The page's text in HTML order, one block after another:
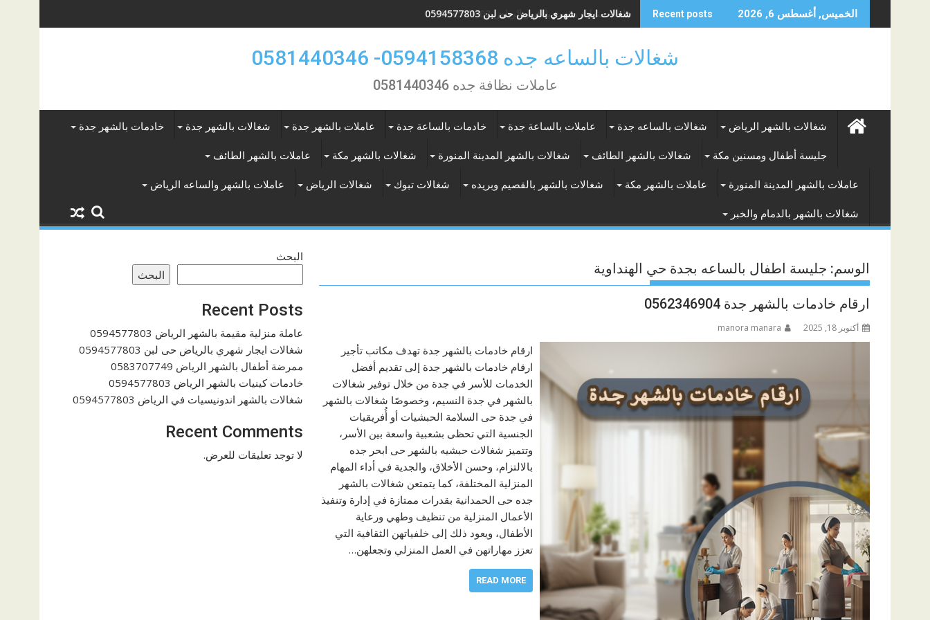
to
الخميس, أغسطس 6, 2026 Recent posts شغالات ايجار شهري بالرياض حى لبن 0594577803
شغالات بالساعه جده 0594158368- 0581440346
عاملات نظافة جده 0581440346
شغالات بالشهر الرياض شغالات بالساعه جدة عاملات بالساعة جدة خادمات بالساعة جدة عاملات بالشهر جدة شغالات بالشهر جدة خادمات بالشهر جدة
جليسة أطفال ومسنين مكة شغالات بالشهر الطائف شغالات بالشهر المدينة المنورة شغالات بالشهر مكة عاملات بالشهر الطائف
عاملات بالشهر المدينة المنورة عاملات بالشهر مكة شغالات بالشهر بالقصيم وبريده شغالات تبوك شغالات الرياض عاملات بالشهر والساعه الرياض
شغالات بالشهر بالدمام والخبر
الوسم: جليسة اطفال بالساعه بجدة حي الهنداوية
ارقام خادمات بالشهر جدة 0562346904
أكتوبر 18, 2025 manora manara
ارقام خادمات بالشهر جدة تهدف مكاتب تأجير
ارقام خادمات بالشهر جدة إلى تقديم أفضل
الخدمات للأسر في جدة من خلال توفير شغالات
بالشهر في جدة النسيم، وخصوصًا شغالات بالشهر
في جدة حى السلامة الحبشيات أو أُفريقيات
الجنسية التي تحظى بشعبية واسعة بين الأسر،
وتتميز شغالات حبشيه بالشهر حى ابحر جده
بالالتزام، وحسن الأخلاق، والجدية في أداء المهام
المنزلية المختلفة، كما يتمتعن شغالات بالشهر
جده حى الحمدانية بقدرات ممتازة في إدارة وتنفيذ
الأعمال المنزلية من تنظيف وطهي ورعاية
الأطفال، ويعود ذلك إلى خلفياتهن الثقافية التي
تعزز مهاراتهن في العمل المنزلي وتجعلهن…
READ MORE
البحث
البحث
Recent Posts
عاملة منزلية مقيمة بالشهر الرياض 0594577803
شغالات ايجار شهري بالرياض حى لبن 0594577803
ممرضة أطفال بالشهر الرياض 0583707749
خادمات كينيات بالشهر الرياض 0594577803
شغالات بالشهر اندونيسيات في الرياض 0594577803
Recent Comments
لا توجد تعليقات للعرض.